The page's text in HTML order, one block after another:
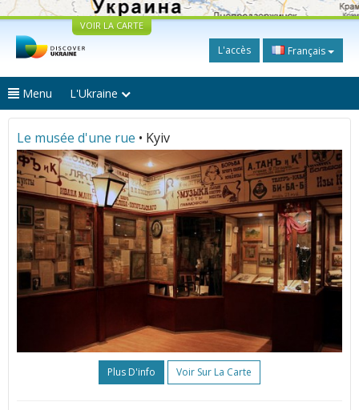
VOIR LA CARTE
L'accès Français
Menu L'Ukraine
Le musée d'une rue • Kyiv
Plus D'info Voir Sur La Carte